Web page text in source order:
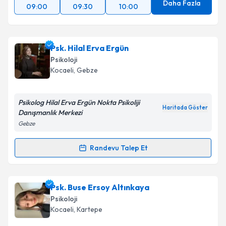
09:00 09:30 10:00 Daha Fazla
Psk. Hilal Erva Ergün
Psikoloji
Kocaeli, Gebze
Psikolog Hilal Erva Ergün Nokta Psikoliji
Danışmanlık Merkezi
Haritada Göster
Gebze
Randevu Talep Et
Randevu Takvimi Talebi
Psk. Hilal Erva Ergüniçin randevu takvimi talebi
oluşturun. Size bu uzmandan randevu almanız için bir
takvim hazırlandığında e-posta ile bilgilendireceğiz.
Psk. Buse Ersoy Altınkaya
Psikoloji
Kocaeli, Kartepe